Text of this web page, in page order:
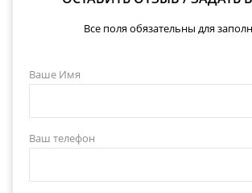
Все поля обязательны для
Ваше Имя
Ваш телефон